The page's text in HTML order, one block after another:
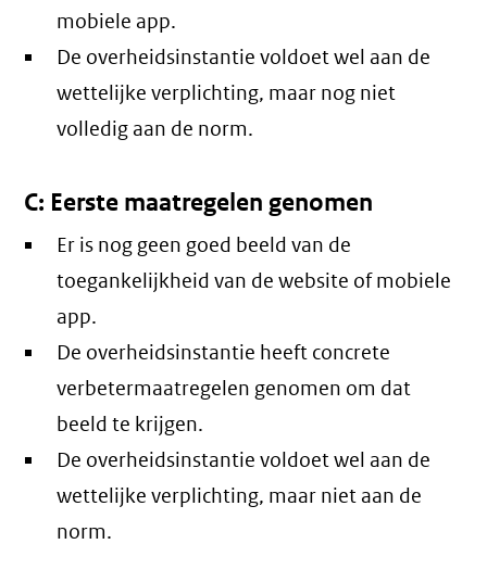
mobiele app.
De overheidsinstantie voldoet wel aan de
wettelijke verplichting, maar nog niet
volledig aan de norm.
C: Eerste maatregelen genomen
Er is nog geen goed beeld van de
toegankelijkheid van de website of mobiele
app.
De overheidsinstantie heeft concrete
verbetermaatregelen genomen om dat
beeld te krijgen.
De overheidsinstantie voldoet wel aan de
wettelijke verplichting, maar niet aan de
norm.